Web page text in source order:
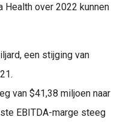
Health over 2022 kunnen
een stijging van
van $41,38 miljoen naar
EBITDA-marge steeg